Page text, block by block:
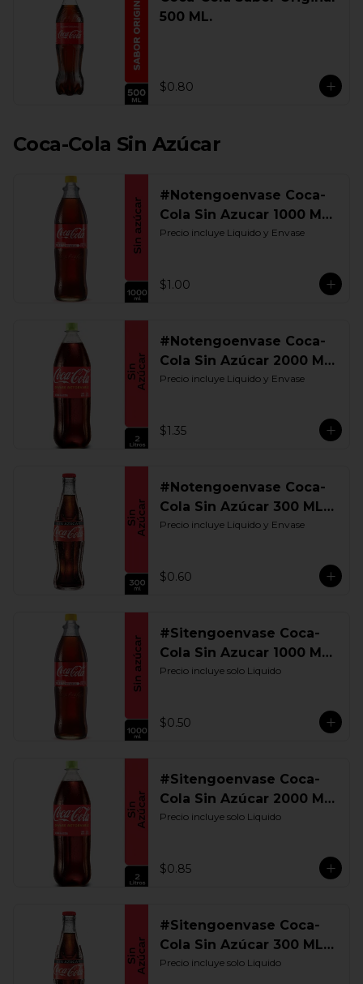
500 ML.
$0.80
Coca-Cola Sin Azúcar
#Notengoenvase Coca-
Cola Sin Azucar 1000 ML.
Retornable
Precio incluye Liquido y Envase
$1.00
#Notengoenvase Coca-
Cola Sin Azúcar 2000 ML.
Retornable
Precio incluye Liquido y Envase
$1.35
#Notengoenvase Coca-
Cola Sin Azúcar 300 ML.
Retornable
Precio incluye Liquido y Envase
$0.60
#Sitengoenvase Coca-
Cola Sin Azucar 1000 ML.
Retornable
Precio incluye solo Liquido
$0.50
#Sitengoenvase Coca-
Cola Sin Azúcar 2000 ML.
Retornable
Precio incluye solo Liquido
$0.85
#Sitengoenvase Coca-
Cola Sin Azúcar 300 ML.
Retornable
Precio incluye solo Liquido